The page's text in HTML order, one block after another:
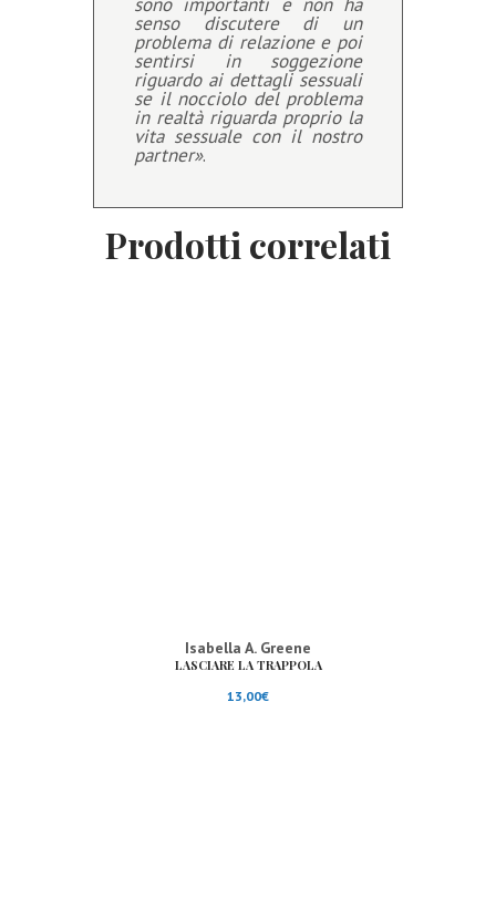
senso discutere di un
problema di relazione e poi
sentirsi in soggezione
riguardo ai dettagli sessuali
se il nocciolo del problema
in realtà riguarda proprio la
vita sessuale con il nostro
partner».
Prodotti correlati
Isabella A. Greene
LASCIARE LA TRAPPOLA
13,00€